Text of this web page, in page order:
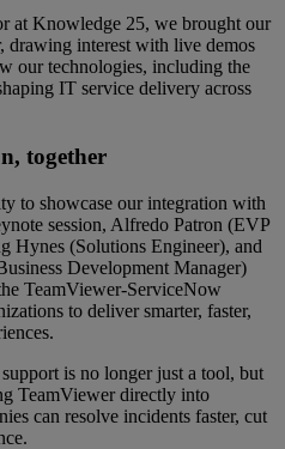
at Knowledge 25, we brought our
drawing interest with live demos
our technologies, including the
IT service delivery across
together
to showcase our integration with
session, Alfredo Patron (EVP
Hynes (Solutions Engineer), and
Development Manager)
TeamViewer-ServiceNow
to deliver smarter, faster,
is no longer just a tool, but
TeamViewer directly into
can resolve incidents faster, cut